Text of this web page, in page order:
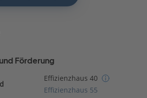
Förderung
Effizienzhaus 40
Effizienzhaus 55